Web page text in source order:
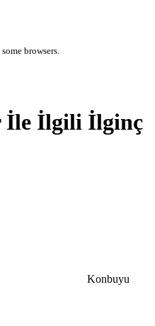
browsers.
İle İlgili İlginç
Konbuyu